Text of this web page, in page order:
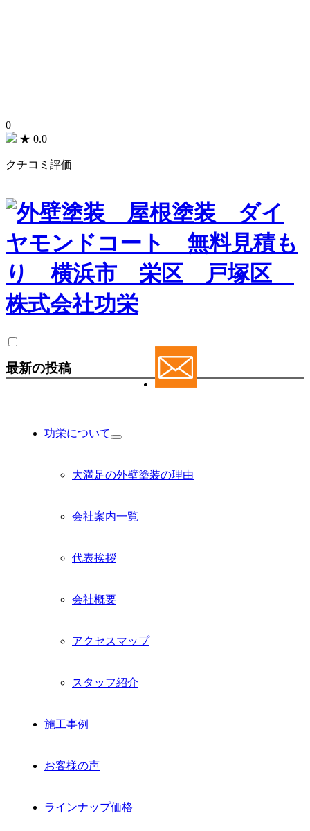
0
★ 0.0
クチコミ評価
功栄について
サ
ニ
を
大満足の外壁塗装の理由
会社案内一覧
代表挨拶
会社概要
アクセスマップ
スタッフ紹介
施工事例
お客様の声
ラインナップ価格
最新の投稿